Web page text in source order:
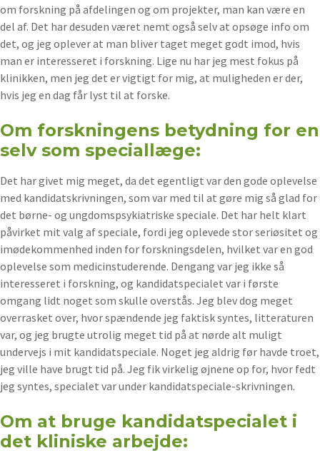
om forskning på afdelingen og om projekter, man kan være en
del af. Det har desuden været nemt også selv at opsøge info om
det, og jeg oplever at man bliver taget meget godt imod, hvis
man er interesseret i forskning. Lige nu har jeg mest fokus på
klinikken, men jeg det er vigtigt for mig, at muligheden er der,
hvis jeg en dag får lyst til at forske.
Om forskningens betydning for en
selv som speciallæge:
Det har givet mig meget, da det egentligt var den gode oplevelse
med kandidatskrivningen, som var med til at gøre mig så glad for
det børne- og ungdomspsykiatriske speciale. Det har helt klart
påvirket mit valg af speciale, fordi jeg oplevede stor seriøsitet og
imødekommenhed inden for forskningsdelen, hvilket var en god
oplevelse som medicinstuderende. Dengang var jeg ikke så
interesseret i forskning, og kandidatspecialet var i første
omgang lidt noget som skulle overstås. Jeg blev dog meget
overrasket over, hvor spændende jeg faktisk syntes, litteraturen
var, og jeg brugte utrolig meget tid på at nørde alt muligt
undervejs i mit kandidatspeciale. Noget jeg aldrig før havde troet,
jeg ville have brugt tid på. Jeg fik virkelig øjnene op for, hvor fedt
jeg syntes, specialet var under kandidatspeciale-skrivningen.
Om at bruge kandidatspecialet i
det kliniske arbejde: